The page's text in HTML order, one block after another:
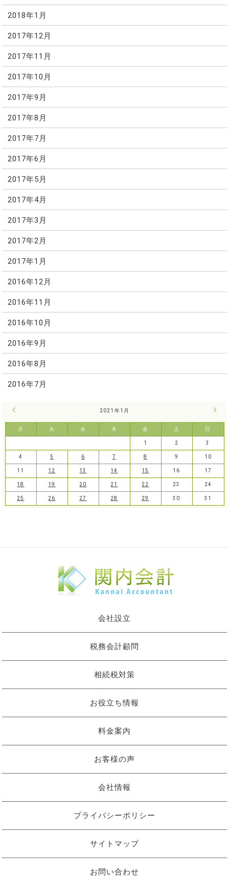
2018年1月
2017年12月
2017年11月
2017年10月
2017年9月
2017年8月
2017年7月
2017年6月
2017年5月
2017年4月
2017年3月
2017年2月
2017年1月
2016年12月
2016年11月
2016年10月
2016年9月
2016年8月
2016年7月
2021年1月
月 火 水 木 金 土 日
2月
1 2 3
4 5 6 7 8 9 10
11 12 13 14 15 16 17
18 19 20 21 22 23 24
25 26 27 28 29 30 31
会社設立
税務会計顧問
相続税対策
お役立ち情報
料金案内
お客様の声
会社情報
プライバシーポリシー
サイトマップ
お問い合わせ